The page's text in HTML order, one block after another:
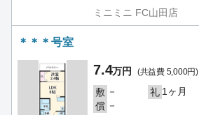
ミニミニ FC山田店
＊＊＊号室
7.4万円 (共益費 5,000円)
敷 － 礼 1ヶ月
償 －